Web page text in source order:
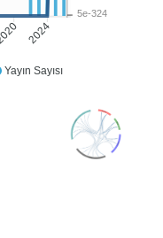
Yayın Sayısı
2024
5e-324